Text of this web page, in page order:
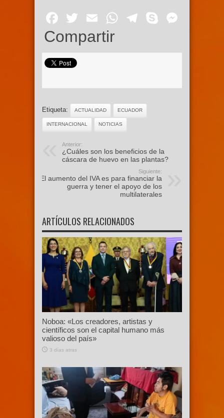
Facebook
Twitter
EmailWhatsApp
Telegram
Skype
Compartir
Etiqueta: ACTUALIDAD ECUADOR
INTERNACIONAL NOTICIAS
Anterior:
¿Cuáles son los beneficios de la
cáscara de huevo en las plantas?
Siguiente:
El aumento del IVA es para financiar la
guerra y tener el apoyo de los
multilaterales
ARTÍCULOS RELACIONADOS
Noboa: «Los creadores, artistas y
científicos son el capital humano más
valioso del país»
3 días atras